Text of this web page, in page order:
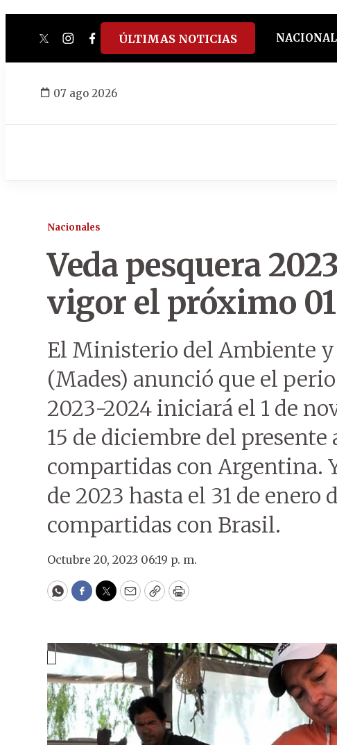
twitterinstagram
facebook
tiktokyoutube
spotify
ÚLTIMAS NOTICIAS
07 ago 2026
Nacionales
Veda pesquera
vigor el próximo
El Ministerio del Ambiente
(Mades) anunció que el
2023-2024 iniciará el 1 de
15 de diciembre del presente
compartidas con Argentina.
de 2023 hasta el 31 de enero
compartidas con Brasil.
Octubre 20, 2023 06:19 p. m.
WhatsApp
Facebook
Twitter
EmailCopyPrint